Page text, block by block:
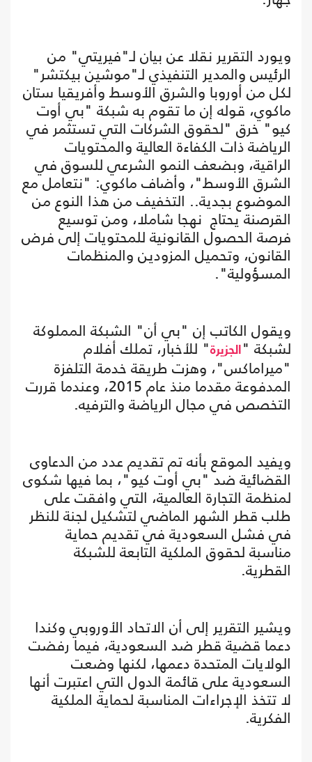
ويورد التقرير نقلا عن بيان لـ"فيريتي" من
الرئيس والمدير التنفيذي لـ"موشين بيكتشر"
لكل من أوروبا والشرق الأوسط وأفريقيا ستان
ماكوي، قوله إن ما تقوم به شبكة "بي أوت
كيو" خرق "لحقوق الشركات التي تستثمر في
الرياضة ذات الكفاءة العالية والمحتويات
الراقية، وبضعف النمو الشرعي للسوق في
الشرق الأوسط"، وأضاف ماكوي: "نتعامل مع
الموضوع بجدية.. التخفيف من هذا النوع من
القرصنة يحتاج نهجا شاملا، ومن توسيع
فرصة الحصول القانونية للمحتويات إلى فرض
القانون، وتحميل المزودين والمنظمات
المسؤولية".
ويقول الكاتب إن "بي أن" الشبكة المملوكة
لشبكة " الجزيرة" للأخبار، تملك أفلام
"ميراماكس"، وهزت طريقة خدمة التلفزة
المدفوعة مقدما منذ عام 2015، وعندما قررت
التخصص في مجال الرياضة والترفيه.
ويفيد الموقع بأنه تم تقديم عدد من الدعاوى
القضائية ضد "بي أوت كيو"، بما فيها شكوى
لمنظمة التجارة العالمية، التي وافقت على
طلب قطر الشهر الماضي لتشكيل لجنة للنظر
في فشل السعودية في تقديم حماية
مناسبة لحقوق الملكية التابعة للشبكة
القطرية.
ويشير التقرير إلى أن الاتحاد الأوروبي وكندا
دعما قضية قطر ضد السعودية، فيما رفضت
الولايات المتحدة دعمها، لكنها وضعت
السعودية على قائمة الدول التي اعتبرت أنها
لا تتخذ الإجراءات المناسبة لحماية الملكية
الفكرية.